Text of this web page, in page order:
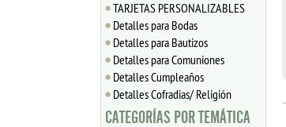
TARJETAS PERSONALIZABLES
Detalles para Bodas
Detalles para Bautizos
Detalles para Comuniones
Detalles Cumpleaños
Detalles Cofradias/ Religión
CATEGORÍAS POR TEMÁTICA